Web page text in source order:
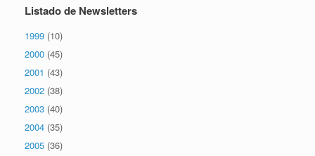
Listado de Newsletters
1999 (10)
2000 (45)
2001 (43)
2002 (38)
2003 (40)
2004 (35)
2005 (36)